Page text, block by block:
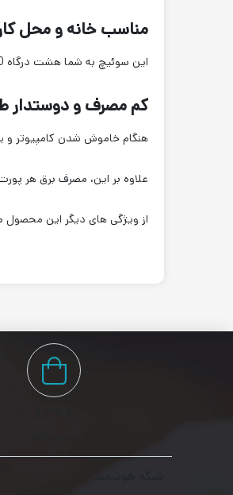
مناسب خانه و محل
این سوئیچ به شما هشت درگاه 10/100 مگابیت بر ثانیه داده تا به راحتی بتوانید شبکه را خود در خانه و یا محل کار کوچک خود (Small Office/ Home Office)، گسترش دهید.
کم مصرف و دوستدار
هنگام خاموش شدن کامپیوتر و
علاوه بر این، مصرف برق هر
از ویژگی های دیگر این محصول